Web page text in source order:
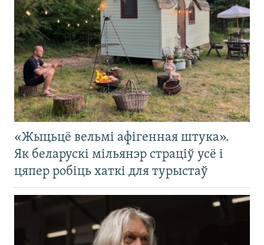
«Жыцьцё вельмі афігенная штука».
Як беларускі мільянэр страціў усё і
цяпер робіць хаткі для турыстаў